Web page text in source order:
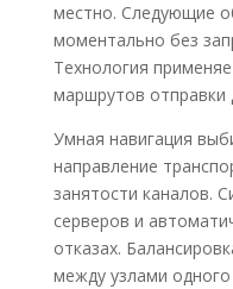
местно. Следующие
моментально без
Технология
маршрутов отправки
Умная навигация
направление
занятости каналов.
серверов и
отказах.
между узлами одного